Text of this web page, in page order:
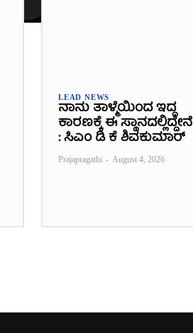
LEAD NEWS
ನಾನು ತಾಳ್ಮೆಯಿಂದ ಇದ್ದ
ಕಾರಣಕ್ಕೆ ಈ ಸ್ಥಾನದಲ್ಲಿದ್ದೇನೆ
: ಸಿಎಂ ಡಿ ಕೆ ಶಿವಕುಮಾರ್
Prajapragathi - August 4, 2026